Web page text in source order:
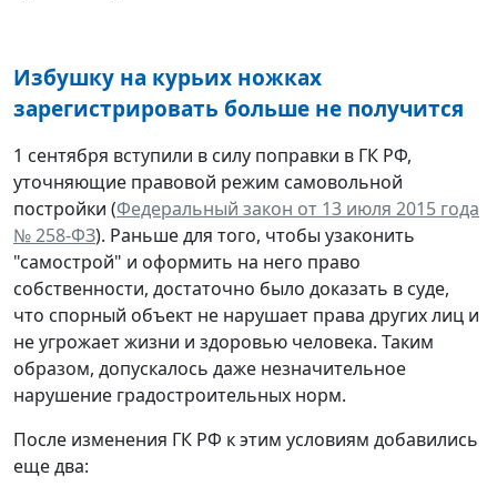
Избушку на курьих ножках
зарегистрировать больше не получится
1 сентября вступили в силу поправки в ГК РФ,
уточняющие правовой режим самовольной
постройки (Федеральный закон от 13 июля 2015 года
№ 258-ФЗ). Раньше для того, чтобы узаконить
"самострой" и оформить на него право
собственности, достаточно было доказать в суде,
что спорный объект не нарушает права других лиц и
не угрожает жизни и здоровью человека. Таким
образом, допускалось даже незначительное
нарушение градостроительных норм.
После изменения ГК РФ к этим условиям добавились
еще два: